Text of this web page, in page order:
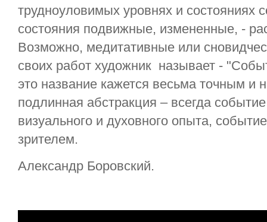
трудноуловимых уровнях и состояниях
состояния подвижные, измененные, -
Возможно, медитативные или
своих работ художник называет -
это название кажется весьма точным и
подлинная абстракция – всегда
визуального и духовного опыта,
зрителем.
Александр Боровский.